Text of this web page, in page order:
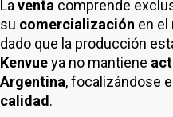
La venta comprende
su comercialización en el
dado que la producción
Kenvueya no mantiene
Argentina, focalizándose
calidad .